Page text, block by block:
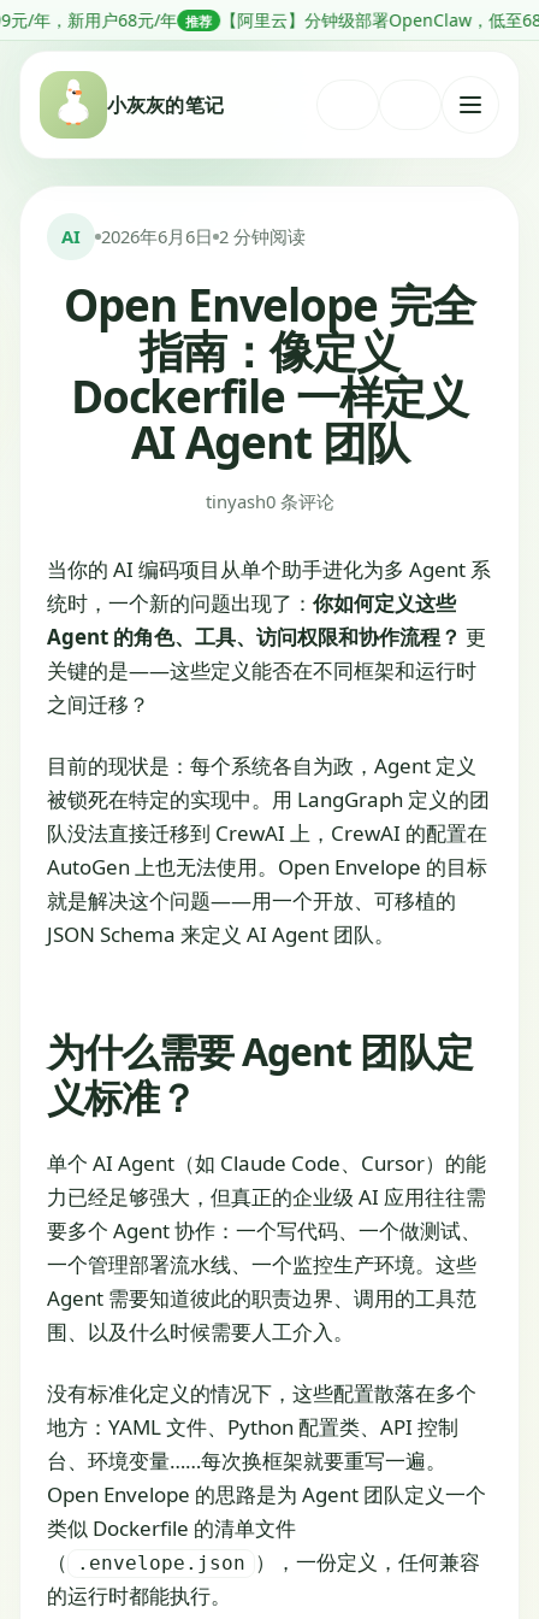
跳
转
68元/年 推荐 【阿里云】分钟级部署OpenClaw，低至68元1年 推荐
小灰灰的笔记
打
AI 2026年6月6日 2 分钟阅读
Open Envelope 完全
指南：像定义
Dockerfile 一样定义
AI Agent 团队
tinyash0 条评论
当你的 AI 编码项目从单个助手进化为多 Agent 系
统时，一个新的问题出现了： 你如何定义这些
Agent 的角色、工具、访问权限和协作流程？ 更
关键的是——这些定义能否在不同框架和运行时
之间迁移？
目前的现状是：每个系统各自为政，Agent 定义
被锁死在特定的实现中。用 LangGraph 定义的团
队没法直接迁移到 CrewAI 上，CrewAI 的配置在
AutoGen 上也无法使用。Open Envelope 的目标
就是解决这个问题——用一个开放、可移植的
JSON Schema 来定义 AI Agent 团队。
为什么需要 Agent 团队定
义标准？
单个 AI Agent（如 Claude Code、Cursor）的能
力已经足够强大，但真正的企业级 AI 应用往往需
要多个 Agent 协作：一个写代码、一个做测试、
一个管理部署流水线、一个监控生产环境。这些
Agent 需要知道彼此的职责边界、调用的工具范
围、以及什么时候需要人工介入。
没有标准化定义的情况下，这些配置散落在多个
地方：YAML 文件、Python 配置类、API 控制
台、环境变量……每次换框架就要重写一遍。
Open Envelope 的思路是为 Agent 团队定义一个
类似 Dockerfile 的清单文件
（
.envelope.json
），一份定义，任何兼容
的运行时都能执行。